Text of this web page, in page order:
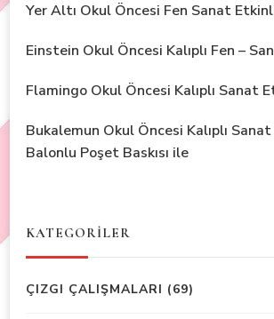
Yer Altı Okul Öncesi Fen Sanat
Einstein Okul Öncesi Kalıplı Fen –
Flamingo Okul Öncesi Kalıplı Sanat
Bukalemun Okul Öncesi Kalıplı
Balonlu Poşet Baskısı ile
KATEGORİLER
ÇIZGI ÇALIŞMALARI (69)